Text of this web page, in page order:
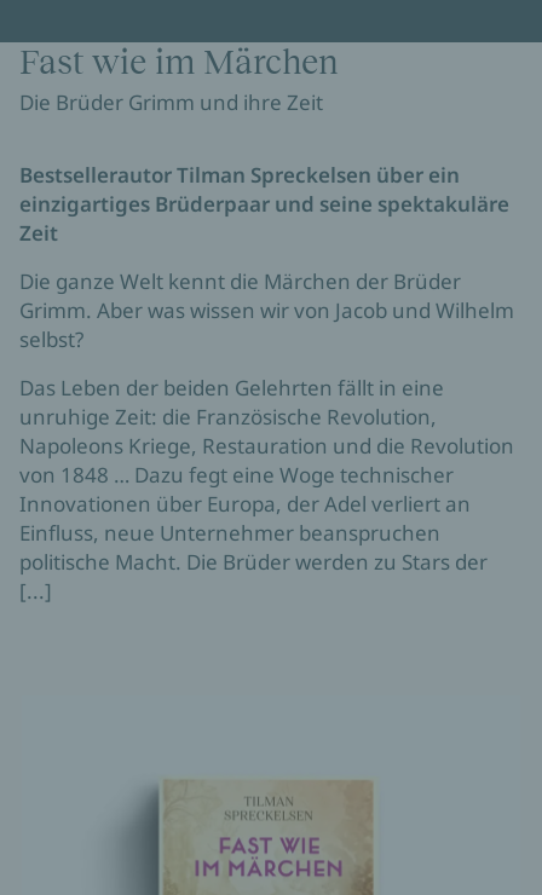
Fast wie im Märchen
Die Brüder Grimm und ihre Zeit
Bestsellerautor Tilman Spreckelsen über ein
einzigartiges Brüderpaar und seine spektakuläre
Zeit
Die ganze Welt kennt die Märchen der Brüder
Grimm. Aber was wissen wir von Jacob und Wilhelm
selbst?
Das Leben der beiden Gelehrten fällt in eine
unruhige Zeit: die Französische Revolution,
Napoleons Kriege, Restauration und die Revolution
von 1848 … Dazu fegt eine Woge technischer
Innovationen über Europa, der Adel verliert an
Einfluss, neue Unternehmer beanspruchen
politische Macht. Die Brüder werden zu Stars der
[...]